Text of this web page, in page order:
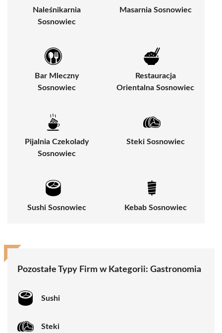
Naleśnikarnia
Sosnowiec
Masarnia Sosnowiec
Bar Mleczny
Sosnowiec
Restauracja
Orientalna Sosnowiec
Pijalnia Czekolady
Sosnowiec
Steki Sosnowiec
Sushi Sosnowiec Kebab Sosnowiec
Pozostałe Typy Firm w Kategorii: Gastronomia
Sushi
Steki